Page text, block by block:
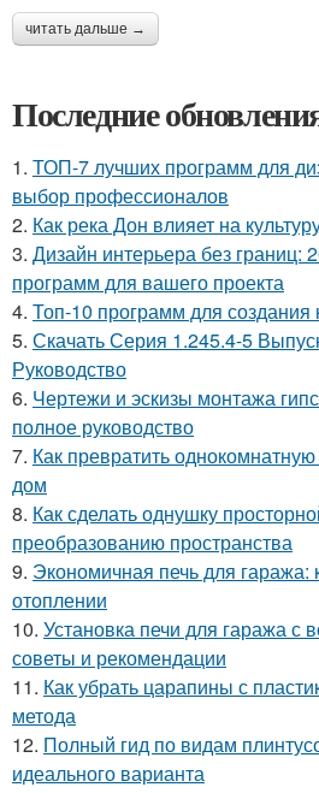
читать дальше →
Последние
1. ТОП-7 лучших программ для
выбор профессионалов
2. Как река Дон влияет на
3. Дизайн интерьера без границ:
программ для вашего проекта
4. Топ-10 программ для создания
5. Скачать Серия 1.245.4-5
Руководство
6. Чертежи и эскизы монтажа
полное руководство
7. Как превратить
дом
8. Как сделать однушку
преобразованию пространства
9. Экономичная печь для гаража:
отоплении
10. Установка печи для гаража с
советы и рекомендации
11. Как убрать царапины с
метода
12. Полный гид по видам
идеального варианта